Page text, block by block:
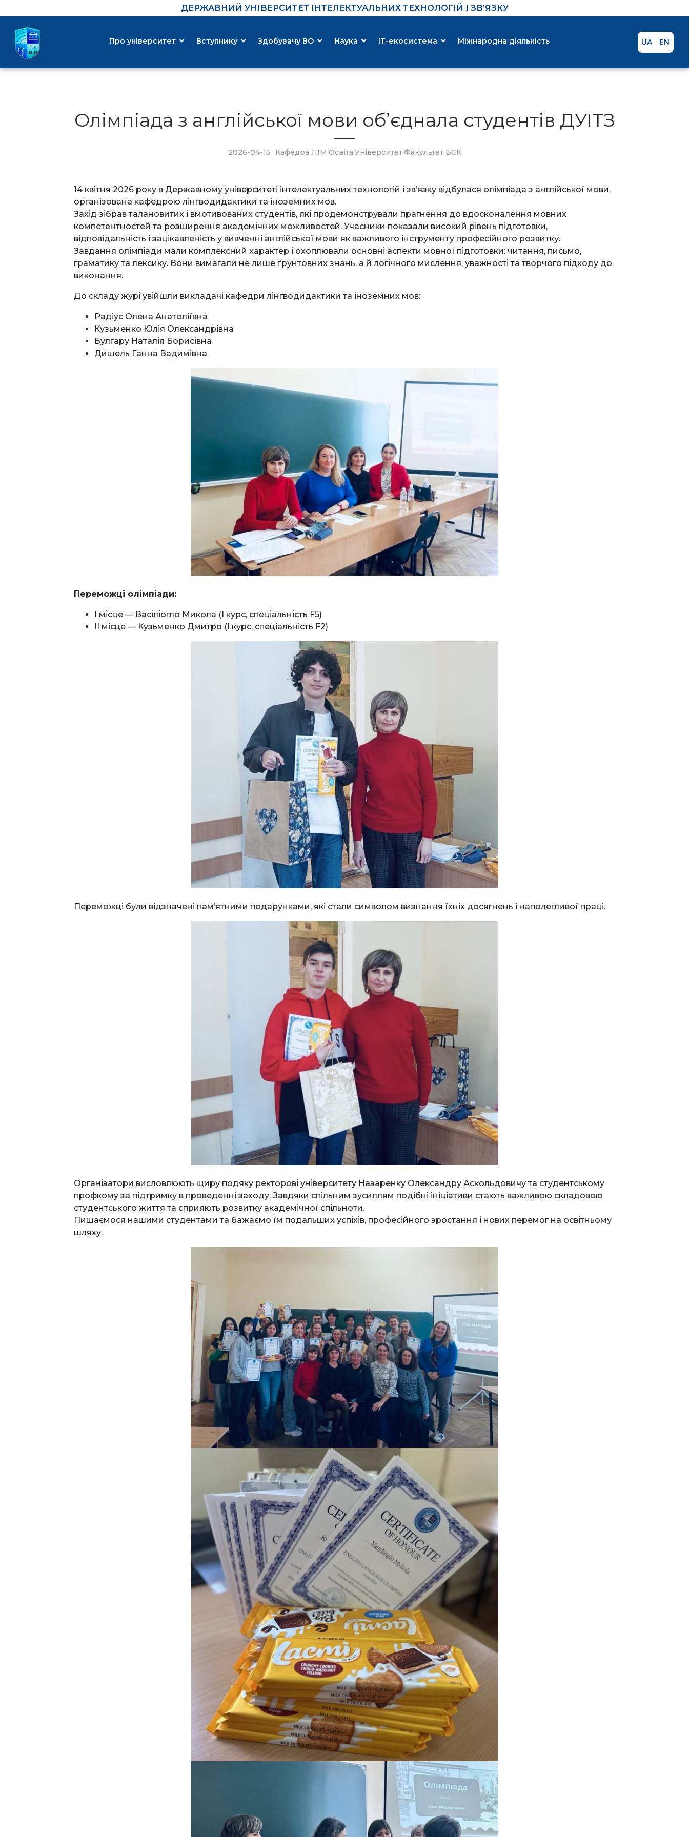
ДЕРЖАВНИЙ УНІВЕРСИТЕТ ІНТЕЛЕКТУАЛЬНИХ ТЕХНОЛОГІЙ І ЗВ’ЯЗКУ
Про університет Вступнику Здобувачу ВО Наука ІТ-екосистема Міжнародна діяльність UA EN
Олімпіада з англійської мови об’єднала студентів ДУІТЗ
2026-04-15 Кафедра ЛІМ,Освіта,Університет,Факультет БСК
14 квітня 2026 року в Державному університеті інтелектуальних технологій і зв’язку відбулася олімпіада з англійської мови,
організована кафедрою лінгводидактики та іноземних мов.
Захід зібрав талановитих і вмотивованих студентів, які продемонстрували прагнення до вдосконалення мовних
компетентностей та розширення академічних можливостей. Учасники показали високий рівень підготовки,
відповідальність і зацікавленість у вивченні англійської мови як важливого інструменту професійного розвитку.
Завдання олімпіади мали комплексний характер і охоплювали основні аспекти мовної підготовки: читання, письмо,
граматику та лексику. Вони вимагали не лише ґрунтовних знань, а й логічного мислення, уважності та творчого підходу до
виконання.
До складу журі увійшли викладачі кафедри лінгводидактики та іноземних мов:
Радіус Олена Анатоліївна
Кузьменко Юлія Олександрівна
Булгару Наталія Борисівна
Дишель Ганна Вадимівна
Переможці олімпіади:
І місце — Васіліогло Микола (І курс, спеціальність F5)
ІІ місце — Кузьменко Дмитро (І курс, спеціальність F2)
Переможці були відзначені пам’ятними подарунками, які стали символом визнання їхніх досягнень і наполегливої праці.
Організатори висловлюють щиру подяку ректорові університету Назаренку Олександру Аскольдовичу та студентському
профкому за підтримку в проведенні заходу. Завдяки спільним зусиллям подібні ініціативи стають важливою складовою
студентського життя та сприяють розвитку академічної спільноти.
Пишаємося нашими студентами та бажаємо їм подальших успіхів, професійного зростання і нових перемог на освітньому
шляху.